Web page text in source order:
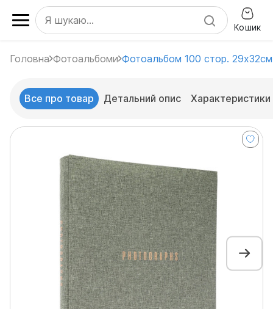
Кошик
Головна Фотоальбоми Фотоальбом 100 стор.
Все про товар Детальний опис Характеристики